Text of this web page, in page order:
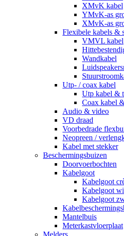
XMvK kabel
YMvK-as
XMvK-as
Flexibele kabels &
VMVL kabel
Wandkabel
Utp- / coax kabel
Utp kabel &
Coax kabel
Audio & video
VD draad
Voorbedrade
Neopreen /
Kabel met stekker
Beschermingsbuizen
Doorvoerbochten
Kabelgoot
Kabelgoot
Kabelgoot
Kabelgoot
Mantelbuis
Meterkastvloerplaat
Melders